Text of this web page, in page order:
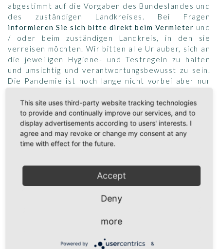
abgestimmt auf die Vorgaben des Bundeslandes und
des zuständigen Landkreises. Bei Fragen
informieren Sie sich bitte direkt beim Vermieter und
/ oder beim zuständigen Landkreis, in den sie
verreisen möchten. Wir bitten alle Urlauber, sich an
die jeweiligen Hygiene- und Testregeln zu halten
und umsichtig und verantwortungsbewusst zu sein.
Die Pandemie ist noch lange nicht vorbei aber nur
Lockerungen profitieren.
3. Was passiert mit meiner
Buchung, sollte ich
aufgrund der Corona-
Pandemie nicht anreisen
dürfen?
This site uses third-party website tracking technologies
to provide and continually improve our services, and to
display advertisements according to users' interests. I
agree and may revoke or change my consent at any
time with effect for the future.
Accept
Deny
more
Powered by &